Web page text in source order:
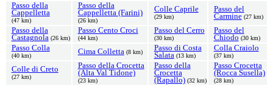
Passo della
Cappelletta
(47 km)
Passo della
Cappelletta (Farini)
(26 km)
Colle Caprile
(29 km)
Passo del
Carmine (27 km)
Passo della
Castagnola (26 km)
Passo Cento Croci
(44 km)
Passo del Cerro
(30 km)
Passo del
Chiodo (30 km)
Passo Colla
(40 km) Cima Colletta (8 km)
Passo di Costa
Salata (13 km)
Colla Craiolo
(37 km)
Colle di Creto
(27 km)
Passo della Crocetta
(Alta Val Tidone)
(23 km)
Passo della
Crocetta
(Rapallo) (32 km)
Passo Crocetta
(Rocca Susella)
(28 km)